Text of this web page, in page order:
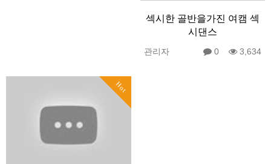
섹시한 골반을가진 여캠 섹
시댄스
관리자 0 3,634
Hot